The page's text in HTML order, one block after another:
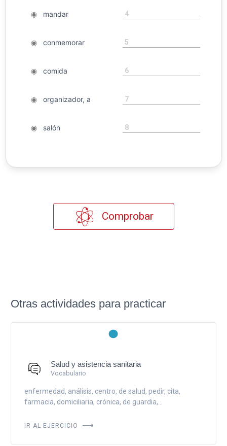
◉mandar
◉conmemorar
◉comida
◉organizador, a
◉salón
4
5
6
7
8
Comprobar
Otras actividades para practicar
Salud y asistencia sanitaria
Vocabulario
enfermedad, análisis, centro, de salud, pedir, cita,
farmacia, domiciliaria, crónica, de guardia,...
IR AL EJERCICIO